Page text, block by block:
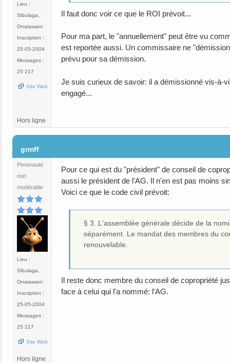
Lieu :
Sibulaga,
Onatawani
Inscription :
25-05-2004
Messages :
25 217
Site Web
Il faut donc voir ce que le ROI prévoit...
Pour ma part, le "annuellement" peut être vu
est reportée aussi. Un commissaire ne
prévu pour sa démission.
Je suis curieux de savoir: il a démissionné vis-à-
engagé...
Hors ligne
grmff
Pimonaute
non
modérable
Lieu :
Sibulaga,
Onatawani
Inscription :
25-05-2004
Messages :
25 217
Site Web
Pour ce qui est du "président" de conseil de
aussi le président de l'AG. Il n'en est pas moins
Voici ce que le code civil prévoit:
§ 3. L'assemblée générale décide de la
séparément. Le mandat des membres du
renouvelable.
Il reste donc membre du conseil de copropriété
face à celui qui l'a nommé: l'AG.
Hors ligne